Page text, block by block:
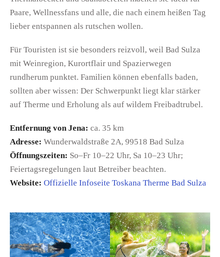
Paare, Wellnessfans und alle, die nach einem heißen Tag
lieber entspannen als rutschen wollen.
Für Touristen ist sie besonders reizvoll, weil Bad Sulza
mit Weinregion, Kurortflair und Spazierwegen
rundherum punktet. Familien können ebenfalls baden,
sollten aber wissen: Der Schwerpunkt liegt klar stärker
auf Therme und Erholung als auf wildem Freibadtrubel.
Entfernung von Jena: ca. 35 km
Adresse: Wunderwaldstraße 2A, 99518 Bad Sulza
Öffnungszeiten: So–Fr 10–22 Uhr, Sa 10–23 Uhr;
Feiertagsregelungen laut Betreiber beachten.
Website: Offizielle Infoseite Toskana Therme Bad Sulza